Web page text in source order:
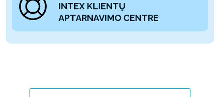
INTEX KLIENTŲ
APTARNAVIMO CENTRE